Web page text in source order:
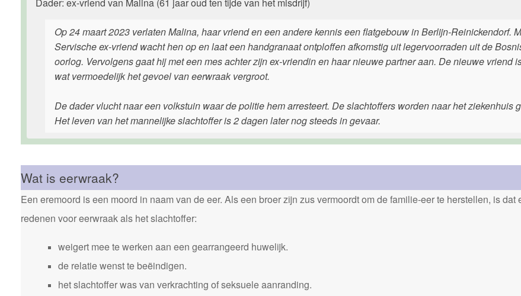
Op 24 maart 2023 verlaten Malina, haar vriend en een andere kennis een flatgebouw in Berlijn-Reinickendorf.
Servische ex-vriend wacht hen op en laat een handgranaat ontploffen afkomstig uit legervoorraden uit de
oorlog. Vervolgens gaat hij met een mes achter zijn ex-vriendin en haar nieuwe partner aan. De nieuwe vriend
wat vermoedelijk het gevoel van eerwraak vergroot.
De dader vlucht naar een volkstuin waar de politie hem arresteert. De slachtoffers worden naar het ziekenhuis
Het leven van het mannelijke slachtoffer is 2 dagen later nog steeds in gevaar.
Wat is eerwraak?
Een eremoord is een moord in naam van de eer. Als een broer zijn zus vermoordt om de familie-eer te herstellen, is dat
redenen voor eerwraak als het slachtoffer:
weigert mee te werken aan een gearrangeerd huwelijk.
de relatie wenst te beëindigen.
het slachtoffer was van verkrachting of seksuele aanranding.